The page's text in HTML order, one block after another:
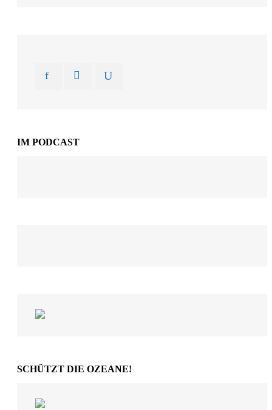
IM PODCAST
SCHÜTZT DIE OZEANE!